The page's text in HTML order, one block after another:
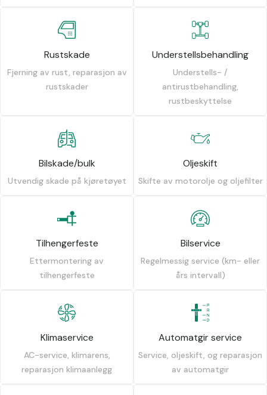
Rustskade
Fjerning av rust, reparasjon av
rustskader
Understellsbehandling
Understells- /
antirustbehandling,
rustbeskyttelse
Bilskade/bulk
Utvendig skade på kjøretøyet
Oljeskift
Skifte av motorolje og oljefilter
Tilhengerfeste
Ettermontering av
tilhengerfeste
Bilservice
Regelmessig service (km- eller
års intervall)
Klimaservice
AC-service, klimarens,
reparasjon klimaanlegg
Automatgir service
Service, oljeskift, og reparasjon
av automatgir